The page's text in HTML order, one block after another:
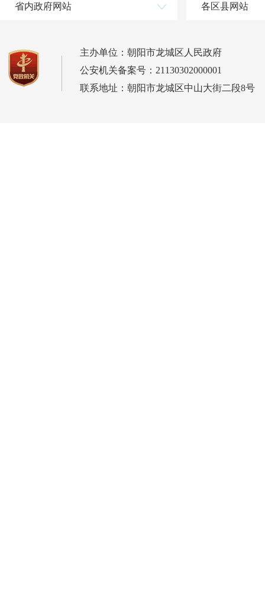
省内政府网站 各区县网站
主办单位：朝阳市龙城区人民政府
公安机关备案号：21130302000001
联系地址：朝阳市龙城区中山大街二段8号